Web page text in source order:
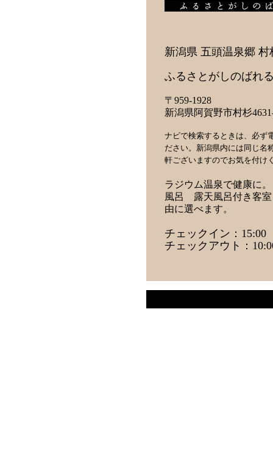
新潟県 五頭温泉郷 村
ふるさとがしのばれ
〒959-1928
新潟県阿賀野市村杉
ナビで検索するときは、必ず
ださい。新潟県内には同じ名
軒ございますのでお気を付け
ラジウム温泉で健康に
風呂 露天風呂付き客
由に選べます。
チェックイン：15:00
チェックアウト：